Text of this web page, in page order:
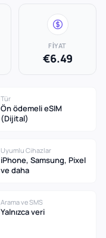
FIYAT
€6.49
Tür
Ön ödemeli eSIM
(Dijital)
Uyumlu Cihazlar
iPhone, Samsung, Pixel
ve daha
Arama ve SMS
Yalnızca veri